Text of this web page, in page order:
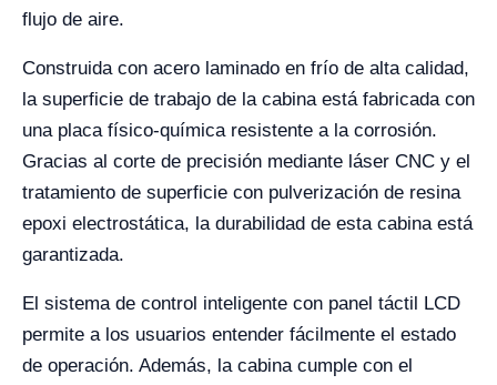
flujo de aire.
Construida con acero laminado en frío de alta calidad,
la superficie de trabajo de la cabina está fabricada con
una placa físico-química resistente a la corrosión.
Gracias al corte de precisión mediante láser CNC y el
tratamiento de superficie con pulverización de resina
epoxi electrostática, la durabilidad de esta cabina está
garantizada.
El sistema de control inteligente con panel táctil LCD
permite a los usuarios entender fácilmente el estado
de operación. Además, la cabina cumple con el